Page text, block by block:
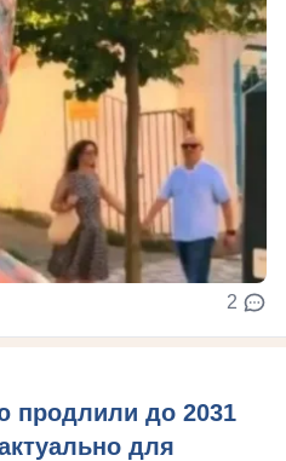
2
продлили до 2031
для